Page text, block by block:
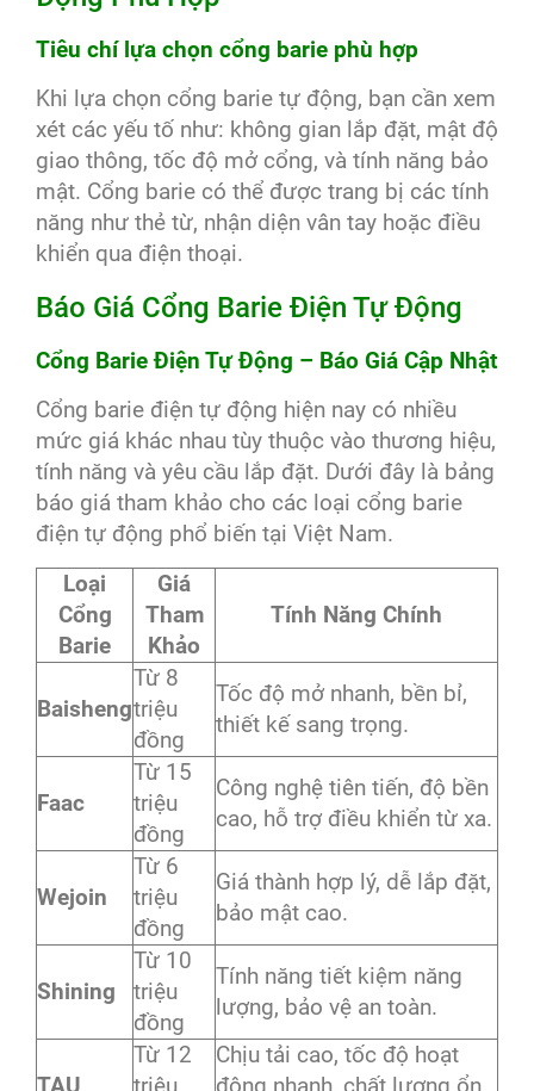
Tiêu chí lựa chọn cổng barie phù hợp
Khi lựa chọn cổng barie tự động, bạn cần xem
xét các yếu tố như: không gian lắp đặt, mật độ
giao thông, tốc độ mở cổng, và tính năng bảo
mật. Cổng barie có thể được trang bị các tính
năng như thẻ từ, nhận diện vân tay hoặc điều
khiển qua điện thoại.
Báo Giá Cổng Barie Điện Tự Động
Cổng Barie Điện Tự Động – Báo Giá Cập Nhật
Cổng barie điện tự động hiện nay có nhiều
mức giá khác nhau tùy thuộc vào thương hiệu,
tính năng và yêu cầu lắp đặt. Dưới đây là bảng
báo giá tham khảo cho các loại cổng barie
điện tự động phổ biến tại Việt Nam.
Loại
Cổng
Barie
Giá
Tham
Khảo
Tính Năng Chính
Baisheng
Từ 8
triệu
đồng
Tốc độ mở nhanh, bền bỉ,
thiết kế sang trọng.
Faac
Từ 15
triệu
đồng
Công nghệ tiên tiến, độ bền
cao, hỗ trợ điều khiển từ xa.
Wejoin
Từ 6
triệu
đồng
Giá thành hợp lý, dễ lắp đặt,
bảo mật cao.
Shining
Từ 10
triệu
đồng
Tính năng tiết kiệm năng
lượng, bảo vệ an toàn.
Từ 12
Chịu tải cao, tốc độ hoạt